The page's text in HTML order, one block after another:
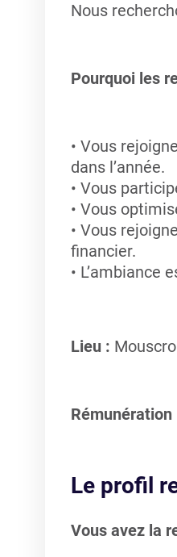
Nous
Pourquoi les
Vous
dans l’année.
Vous
Vous
Vous
financier.
L’ambiance
Lieu :
Rémunération
Le profil
Vous avez la